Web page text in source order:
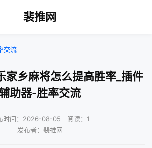
裴推网
交流
家乡麻将怎么提高胜率_插件
助器-胜率交流
时间：2026-08-05｜阅读：1
发布者：裴推网